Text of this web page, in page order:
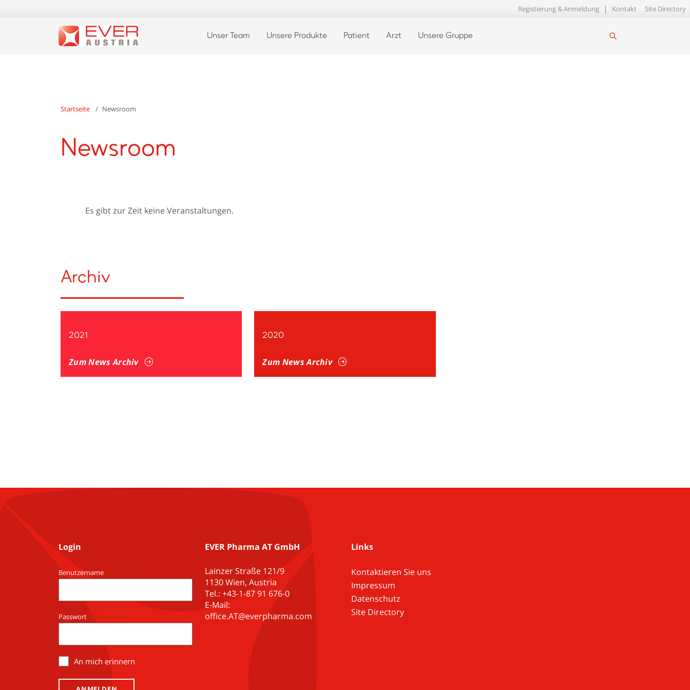
Registierung & Anmeldung Kontakt Site Directory
Unser Team Unsere Produkte Patient Arzt Unsere Gruppe
Startseite Newsroom
Newsroom
Es gibt zur Zeit keine Veranstaltungen.
Archiv
2021
Zum News Archiv
2020
Zum News Archiv
Login
Benutzername
Passwort (erforderlich)
An mich erinnern
EVER Pharma AT GmbH
Lainzer Straße 121/9
1130 Wien, Austria
Tel.: +43-1-87 91 676-0
E-Mail:
office.AT@everpharma.com
Links
Kontaktieren Sie uns
Impressum
Datenschutz
Site Directory